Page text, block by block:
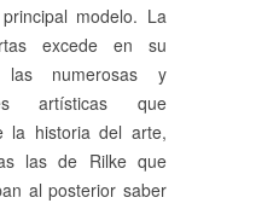
modelo. La
excede en su
las numerosas y
artísticas que
la historia del arte,
las de Rilke que
al posterior saber